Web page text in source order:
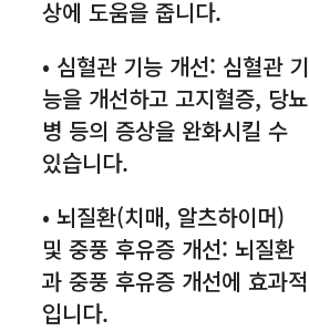
상에 도움을 줍니다.
• 심혈관 기능 개선: 심혈관 기
능을 개선하고 고지혈증, 당뇨
병 등의 증상을 완화시킬 수
있습니다.
• 뇌질환(치매, 알츠하이머)
및 중풍 후유증 개선: 뇌질환
과 중풍 후유증 개선에 효과적
입니다.